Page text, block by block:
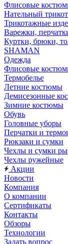
Флисовые
Нательный
Трикотажные
Варежки,
Куртки, брюки,
SHAMAN
Одежда
Флисовые
Термобелье
Летние костюмы
Демисезонные
Зимние костюмы
Обувь
Головные уборы
Перчатки и
Рюкзаки и сумки
Чехлы и сумки
Чехлы ружейные
Акции
Новости
Компания
О компании
Сертификаты
Контакты
Обзоры
Технологии
Задать вопрос